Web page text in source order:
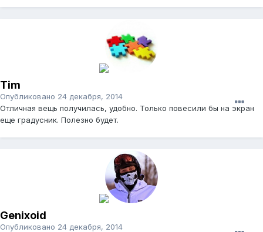
Tim
Опубликовано 24 декабря, 2014
Отличная вещь получилась, удобно. Только повесили бы на экран
еще градусник. Полезно будет.
Genixoid
Опубликовано 24 декабря, 2014